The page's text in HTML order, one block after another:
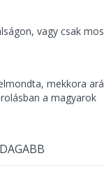
vagy csak
mekkora
a magyarok